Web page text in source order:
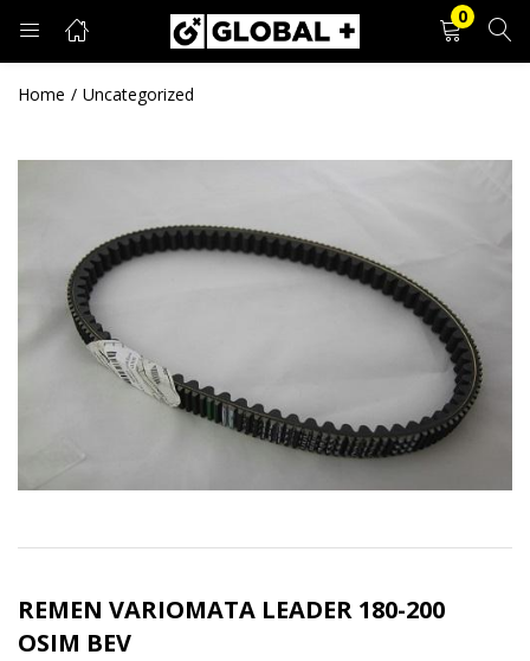
0
PRIJAVA REGISTRACIJA
Zapamti me
Zaboravljena lozinka?
Home Uncategorized
REMEN VARIOMATA LEADER 180-200
OSIM BEV